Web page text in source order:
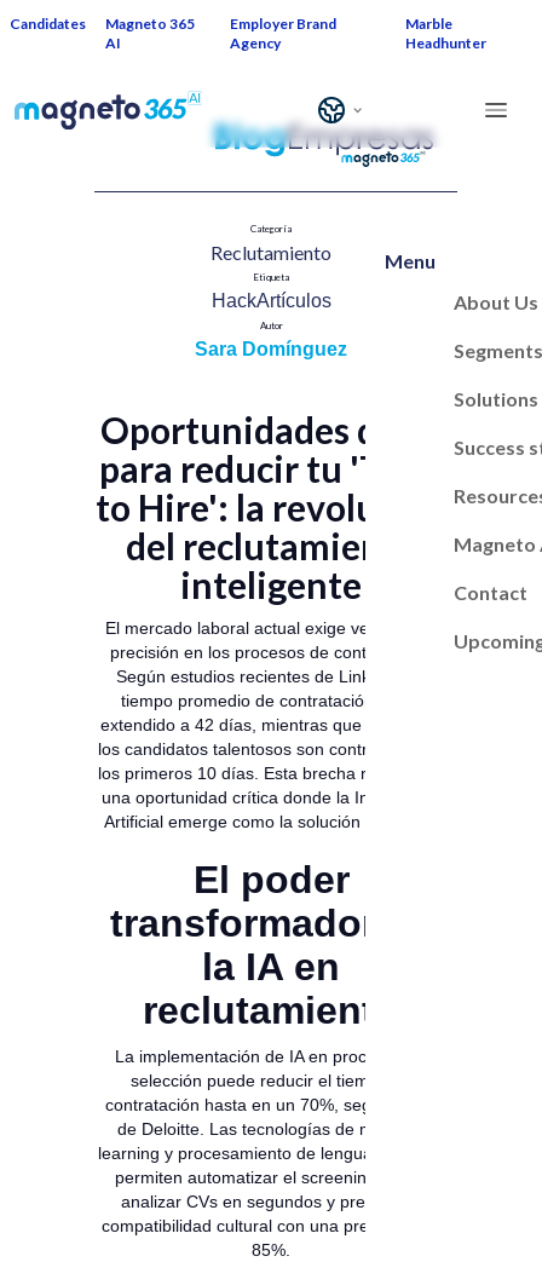
Candidates
Magneto 365
AI
Employer Brand
Agency
Marble
Headhunter
Menu
About Us
Segments
Solutions
Success
Magneto
Contact
Categoría
Reclutamiento​
Etiqueta
HackArtículos
Autor
Sara Domínguez
Oportunidades de IA
para reducir tu 'Time
to Hire': la revolución
del reclutamiento
inteligente
El mercado laboral actual exige velocidad y
precisión en los procesos de contratación.
Según estudios recientes de LinkedIn, el
tiempo promedio de contratación se ha
extendido a 42 días, mientras que el 76% de
los candidatos talentosos son contratados en
los primeros 10 días. Esta brecha representa
una oportunidad crítica donde la Inteligencia
Artificial emerge como la solución definitiva.
El poder
transformador de
la IA en
reclutamiento
La implementación de IA en procesos de
selección puede reducir el tiempo de
contratación hasta en un 70%, según datos
de Deloitte. Las tecnologías de machine
learning y procesamiento de lenguaje natural
permiten automatizar el screening inicial,
analizar CVs en segundos y predecir la
compatibilidad cultural con una precisión del
85%.